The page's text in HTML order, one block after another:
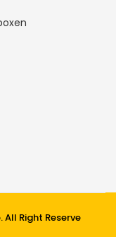
Right Reserve